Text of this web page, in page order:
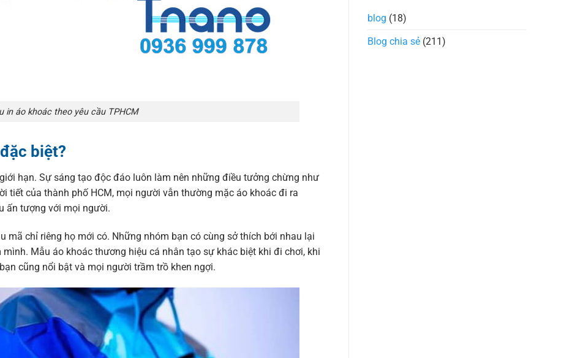
in áo khoác theo yêu cầu TPHCM
biệt?
hạn. Sự sáng tạo độc đáo luôn làm nên những điều tưởng chừng như
tiết của thành phố HCM, mọi người vẫn thường mặc áo khoác đi ra
ấn tượng với mọi người.
mã chỉ riêng họ mới có. Những nhóm bạn có cùng sở thích bới nhau lại
Mẫu áo khoác thương hiệu cá nhân tạo sự khác biệt khi đi chơi, khi
cũng nổi bật và mọi người trầm trồ khen ngợi.
nhất
trong
thời
Mẫu
may
blog (18)
Blog chia sẻ (211)